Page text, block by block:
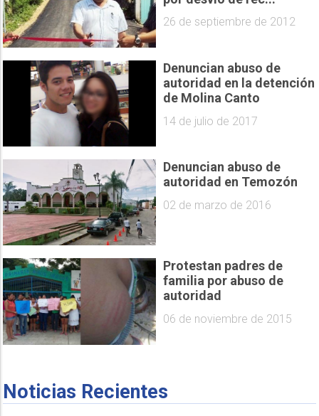
26 de septiembre de 2012
Denuncian abuso de
autoridad en la detención
de Molina Canto
14 de julio de 2017
Denuncian abuso de
autoridad en Temozón
02 de marzo de 2016
Protestan padres de
familia por abuso de
autoridad
06 de noviembre de 2015
Noticias Recientes